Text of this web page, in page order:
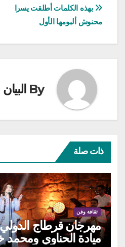
تصفّح
المقالات
بهذه الكلمات أطلقت يسرا
محنوش ألبومها الأول
By البيان
ذات صلة
ثقافة وفن
ميادة الحناوي ومحمد